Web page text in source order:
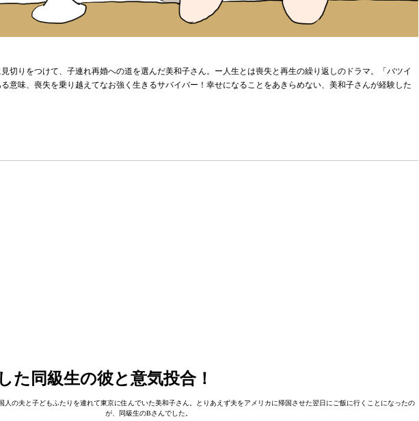
切りをつけて、子連れ再婚への道を選んだ美和子さん。ー人生とは喪失と再生の繰り返しのドラマ。「バツイ
意味、喪失を乗り越えてなお強く生きるサバイバー！幸せになることをあきらめない、美和子さんが経験した
た同級生の彼と意気投合！
人の夫と子どもふたりを連れて東京に住んでいた美和子さん。とりあえず夫をアメリカに帰国させた翌日にご飯に行くことになったの
が、同級生のBさんでした。